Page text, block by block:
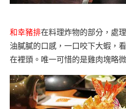
和幸豬排在料理炸物的部分，處
油膩膩的口感，一口咬下大蝦，
在裡頭。唯一可惜的是雞肉塊略